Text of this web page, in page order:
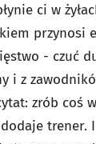
ci w
przynosi
- czuć
i z
zrób coś
trener.